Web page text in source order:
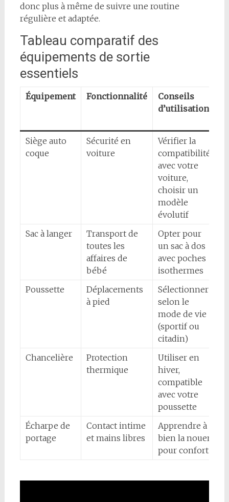
donc plus à même de suivre une routine
régulière et adaptée.
Tableau comparatif des
équipements de sortie
essentiels
Équipement Fonctionnalité
Conseils
d’utilisation
Siège auto
coque
Sécurité en
voiture
Vérifier la
compatibilité
avec votre
voiture,
choisir un
modèle
évolutif
Sac à langer
Transport de
toutes les
affaires de
bébé
Opter pour
un sac à dos
avec poches
isothermes
Poussette
Déplacements
à pied
Sélectionner
selon le
mode de vie
(sportif ou
citadin)
Chancelière
Protection
thermique
Utiliser en
hiver,
compatible
avec votre
poussette
Écharpe de
portage
Contact intime
et mains libres
Apprendre à
bien la nouer
pour confort